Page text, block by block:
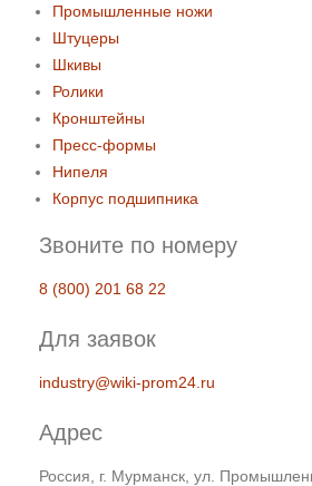
Промышленные ножи
Штуцеры
Шкивы
Ролики
Кронштейны
Пресс-формы
Нипеля
Корпус подшипника
Звоните по номеру
8 (800) 201 68 22
Для заявок
industry@wiki-prom24.ru
Адрес
Россия, г. Мурманск, ул.